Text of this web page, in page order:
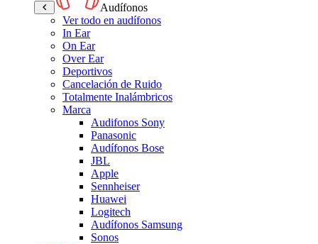
Audífonos
Ver todo en audífonos
In Ear
On Ear
Over Ear
Deportivos
Cancelación de Ruido
Totalmente Inalámbricos
Marca
Audifonos Sony
Panasonic
Audífonos Bose
JBL
Apple
Sennheiser
Huawei
Logitech
Audífonos Samsung
Sonos